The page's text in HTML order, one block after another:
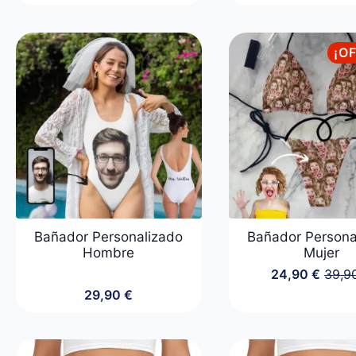
Bañador Personalizado
Hombre
29,90€
Bañador
Mujer
El
24,90 € El